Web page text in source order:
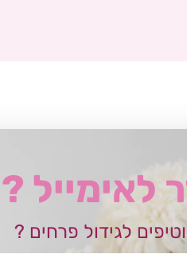
לאימייל ?
לגידול פרחים ?